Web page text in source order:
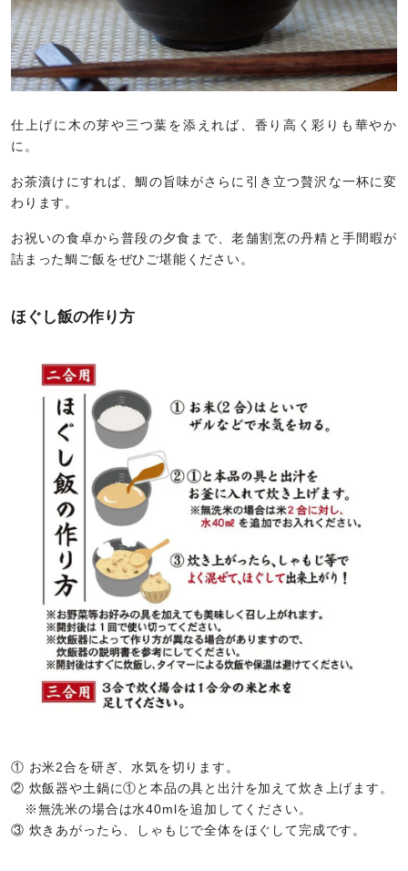
仕上げに木の芽や三つ葉を添えれば、香り高く彩りも華やか
に。
お茶漬けにすれば、鯛の旨味がさらに引き立つ贅沢な一杯に変
わります。
お祝いの食卓から普段の夕食まで、老舗割烹の丹精と手間暇が
詰まった鯛ご飯をぜひご堪能ください。
ほぐし飯の作り方
① お米2合を研ぎ、水気を切ります。
② 炊飯器や土鍋に①と本品の具と出汁を加えて炊き上げます。
※無洗米の場合は水40mlを追加してください。
③ 炊きあがったら、しゃもじで全体をほぐして完成です。